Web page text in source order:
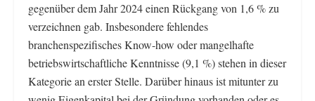
gegenüber dem Jahr 2024 einen Rückgang von 1,6 % zu
verzeichnen gab. Insbesondere fehlendes
branchenspezifisches Know-how oder mangelhafte
betriebswirtschaftliche Kenntnisse (9,1 %) stehen in dieser
Kategorie an erster Stelle. Darüber hinaus ist mitunter zu